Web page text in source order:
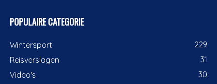
POPULAIRE CATEGORIE
Wintersport
229
Reisverslagen
31
Video's
30